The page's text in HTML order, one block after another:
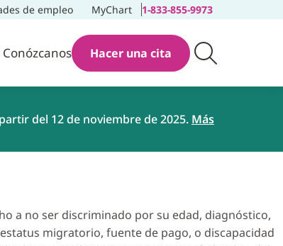
de empleo MyChart 1-833-855-9973
Conózcanos Hacer una cita
del 12 de noviembre de 2025. Más
a no ser discriminado por su edad, diagnóstico,
migratorio, fuente de pago, o discapacidad